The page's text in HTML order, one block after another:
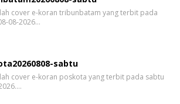
cover e-koran tribunbatam yang terbit pada
08-2026…
sabtu
cover e-koran poskota yang terbit pada sabtu